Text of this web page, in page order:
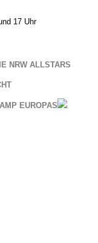
17 Uhr
NRW ALLSTARS
EUROPAS